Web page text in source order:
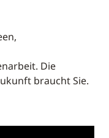
Die
braucht Sie.